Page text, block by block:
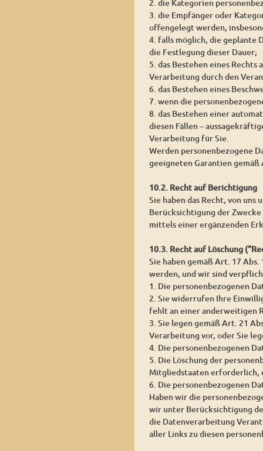
2. die Kategorien
3. die Empfänger oder
offengelegt werden,
4. falls möglich, die geplante
die Festlegung dieser Dauer;
5. das Bestehen eines
Verarbeitung durch den
6. das Bestehen eines
7. wenn die
8. das Bestehen einer
diesen Fällen –
Verarbeitung für Sie.
Werden personenbezogene
geeigneten Garantien
10.2. Recht auf Berichtigung
Sie haben das Recht, von
Berücksichtigung der
mittels einer ergänzenden
10.3. Recht auf Löschung
Sie haben gemäß Art. 17
werden, und wir sind
1. Die personenbezogenen
2. Sie widerrufen Ihre
fehlt an einer anderweitigen
3. Sie legen gemäß Art. 21
Verarbeitung vor, oder Sie
4. Die personenbezogenen
5. Die Löschung der
Mitgliedstaaten erforderlich,
6. Die personenbezogenen
Haben wir die
wir unter Berücksichtigung
die Datenverarbeitung
aller Links zu diesen